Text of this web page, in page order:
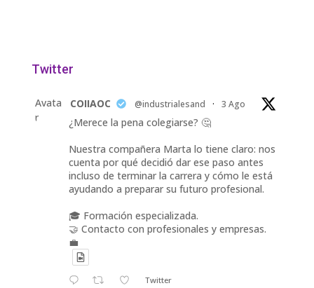
Twitter
Avata
r
COIIAOC @industrialesand · 3 Ago
¿Merece la pena colegiarse? 🤔
Nuestra compañera Marta lo tiene claro: nos
cuenta por qué decidió dar ese paso antes
incluso de terminar la carrera y cómo le está
ayudando a preparar su futuro profesional.
🎓 Formación especializada.
🤝 Contacto con profesionales y empresas.
💼
Twitter